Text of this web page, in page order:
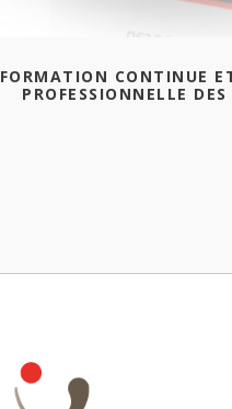
FORMATION CONTINUE
PROFESSIONNELLE